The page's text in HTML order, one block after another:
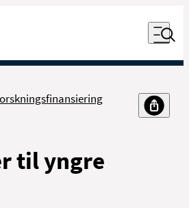
Åben
Udfør søgning
til yngre